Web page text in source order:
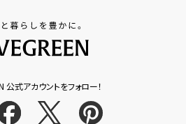
公式アカウントをフォロー！